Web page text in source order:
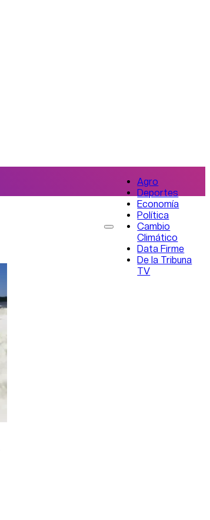
Agro
Deportes
Economía
Política
Cambio
Climático
Data Firme
De la Tribuna
TV